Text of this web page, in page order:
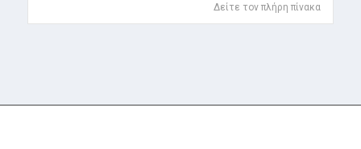
Δείτε τον πλήρη πίνακα